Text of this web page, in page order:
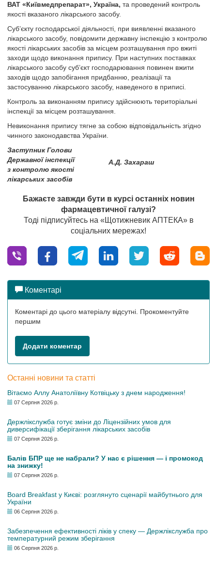
ВАТ «Київмедпрепарат», Україна, та проведений контроль
якості вказаного лікарського засобу.
Суб’єкту господарської діяльності, при виявленні вказаного
лікарського засобу, повідомити державну інспекцію з контролю
якості лікарських засобів за місцем розташування про вжиті
заходи щодо виконання припису. При наступних поставках
лікарського засобу суб’єкт господарювання повинен вжити
заходів щодо запобігання придбанню, реалізації та
застосуванню лікарського засобу, наведеного в приписі.
Контроль за виконанням припису здійснюють територіальні
інспекції за місцем розташування.
Невиконання припису тягне за собою відповідальність згідно
чинного законодавства України.
Заступник Голови
Державної інспекції
з контролю якості
лікарських засобів
А.Д. Захараш
Бажаєте завжди бути в курсі останніх новин
фармацевтичної галузі?
Тоді підписуйтесь на «Щотижневик АПТЕКА» в
соціальних мережах!
Коментарі
Коментарі до цього матеріалу відсутні. Прокоментуйте
першим
Додати коментар
Останні новини та статті
Вітаємо Аллу Анатоліївну Котвіцьку з днем народження!
07 Серпня 2026 р.
Держлікслужба готує зміни до Ліцензійних умов для
диверсифікації зберігання лікарських засобів
07 Серпня 2026 р.
Балів БПР ще не набрали? У нас є рішення — і промокод
на знижку!
07 Серпня 2026 р.
Board Breakfast у Києві: розглянуто сценарії майбутнього для
України
06 Серпня 2026 р.
Забезпечення ефективності ліків у спеку — Держлікслужба про
температурний режим зберігання
06 Серпня 2026 р.